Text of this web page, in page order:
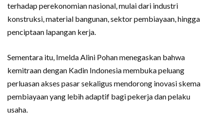
terhadap perekonomian nasional, mulai dari industri
konstruksi, material bangunan, sektor pembiayaan, hingga
penciptaan lapangan kerja.
Sementara itu, Imelda Alini Pohan menegaskan bahwa
kemitraan dengan Kadin Indonesia membuka peluang
perluasan akses pasar sekaligus mendorong inovasi skema
pembiayaan yang lebih adaptif bagi pekerja dan pelaku
usaha.